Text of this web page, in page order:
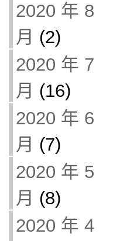
2020 年 8
月 (2)
2020 年 7
月 (16)
2020 年 6
月 (7)
2020 年 5
月 (8)
2020 年 4